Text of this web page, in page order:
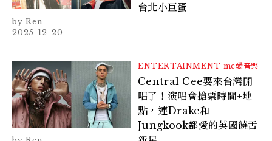
台北⼩巨蛋
Ren
2025-12-20
ENTERTAINMENT mc愛音樂
Central Cee要來台灣開
唱了！演唱會搶票時間+地
點，連Drake和
Jungkook都愛的英國饒舌